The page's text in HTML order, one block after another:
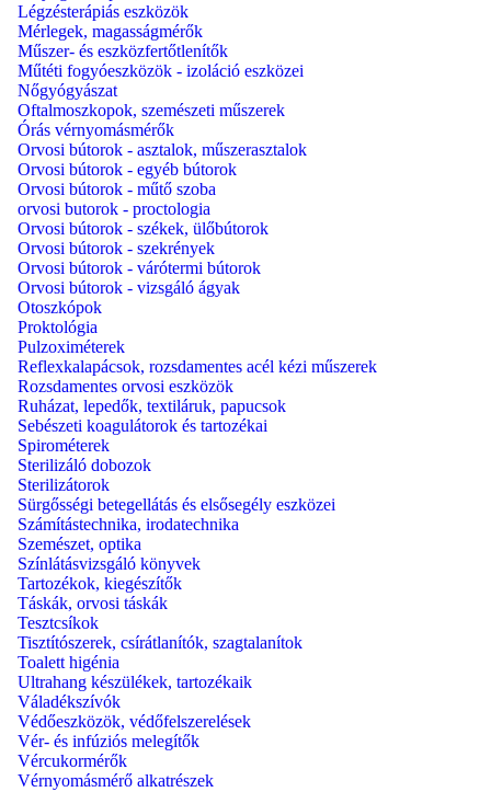
Légzésterápiás eszközök
Mérlegek, magasságmérők
Műszer- és eszközfertőtlenítők
Műtéti fogyóeszközök - izoláció eszközei
Nőgyógyászat
Oftalmoszkopok, szemészeti műszerek
Órás vérnyomásmérők
Orvosi bútorok - asztalok, műszerasztalok
Orvosi bútorok - egyéb bútorok
Orvosi bútorok - műtő szoba
orvosi butorok - proctologia
Orvosi bútorok - székek, ülőbútorok
Orvosi bútorok - szekrények
Orvosi bútorok - várótermi bútorok
Orvosi bútorok - vizsgáló ágyak
Otoszkópok
Proktológia
Pulzoximéterek
Reflexkalapácsok, rozsdamentes acél kézi műszerek
Rozsdamentes orvosi eszközök
Ruházat, lepedők, textiláruk, papucsok
Sebészeti koagulátorok és tartozékai
Spirométerek
Sterilizáló dobozok
Sterilizátorok
Sürgősségi betegellátás és elsősegély eszközei
Számítástechnika, irodatechnika
Szemészet, optika
Színlátásvizsgáló könyvek
Tartozékok, kiegészítők
Táskák, orvosi táskák
Tesztcsíkok
Tisztítószerek, csírátlanítók, szagtalanítok
Toalett higénia
Ultrahang készülékek, tartozékaik
Váladékszívók
Védőeszközök, védőfelszerelések
Vér- és infúziós melegítők
Vércukormérők
Vérnyomásmérő alkatrészek